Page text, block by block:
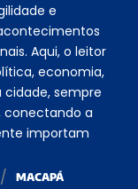
e
Aqui, o leitor
economia,
cidade, sempre
conectando a
importam
MACAPÁ